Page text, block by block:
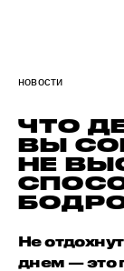
новости
ЧТО
ВЫ
НЕ
Не
днем — это